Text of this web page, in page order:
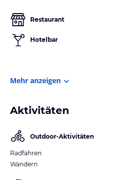
Restaurant
Hotelbar
Mehr anzeigen
Aktivitäten
Outdoor-Aktivitäten
Radfahren
Wandern